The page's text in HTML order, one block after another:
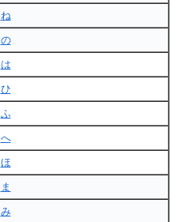
ね
の
は
ひ
ふ
へ
ほ
ま
み